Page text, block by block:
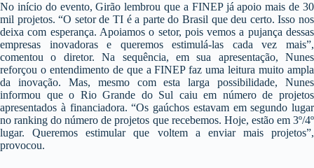
No início do evento, Girão lembrou que a FINEP já apoio mais de 30
mil projetos. “O setor de TI é a parte do Brasil que deu certo. Isso nos
deixa com esperança. Apoiamos o setor, pois vemos a pujança dessas
empresas inovadoras e queremos estimulá-las cada vez mais”,
comentou o diretor. Na sequência, em sua apresentação, Nunes
reforçou o entendimento de que a FINEP faz uma leitura muito ampla
da inovação. Mas, mesmo com esta larga possibilidade, Nunes
informou que o Rio Grande do Sul caiu em número de projetos
apresentados à financiadora. “Os gaúchos estavam em segundo lugar
no ranking do número de projetos que recebemos. Hoje, estão em 3º/4º
lugar. Queremos estimular que voltem a enviar mais projetos”,
provocou.